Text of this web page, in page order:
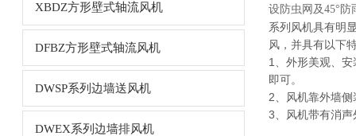
XBDZ方形壁式轴流风机
DFBZ方形壁式轴流风机
DWSP系列边墙送风机
DWEX系列边墙排风机
设防虫网及45°
系列风机具有明
风，并具有以下
1、外形美观、
即可。
2、风机靠外墙
3、风机带有消